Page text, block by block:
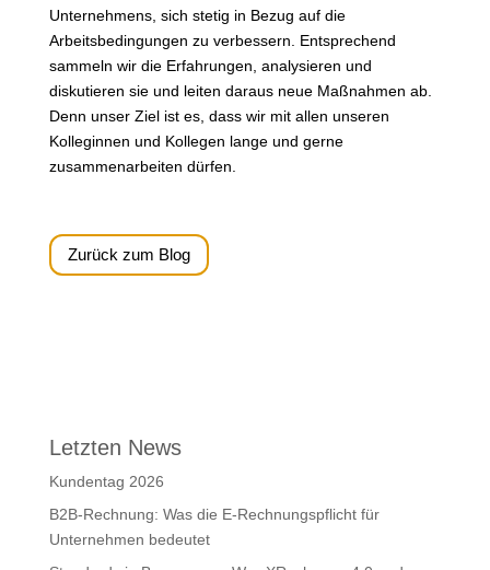
Unternehmens, sich stetig in Bezug auf die
Arbeitsbedingungen zu verbessern. Entsprechend
sammeln wir die Erfahrungen, analysieren und
diskutieren sie und leiten daraus neue Maßnahmen ab.
Denn unser Ziel ist es, dass wir mit allen unseren
Kolleginnen und Kollegen lange und gerne
zusammenarbeiten dürfen.
Zurück zum Blog
Letzten News
Kundentag 2026
B2B-Rechnung: Was die E-Rechnungspflicht für
Unternehmen bedeutet